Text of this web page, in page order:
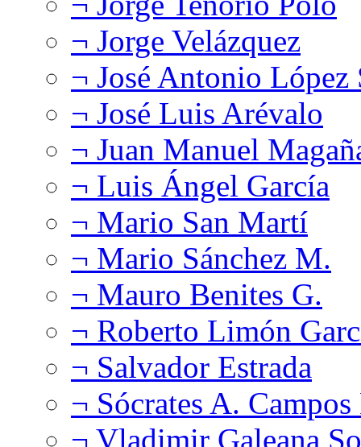
¬ Jorge Velázquez
¬ José Antonio López
¬ José Luis Arévalo
¬ Juan Manuel
¬ Luis Ángel García
¬ Mario San Martí
¬ Mario Sánchez M.
¬ Mauro Benites G.
¬ Roberto Limón
¬ Salvador Estrada
¬ Sócrates A.
¬ Vladimir Galeana